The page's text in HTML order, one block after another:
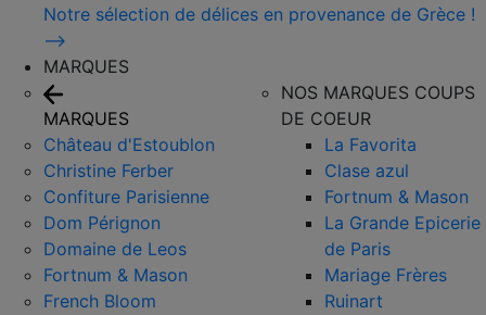
Notre sélection de délices en provenance de Grèce !
⟶
MARQUES
MARQUES
Château d'Estoublon
Christine Ferber
Confiture Parisienne
Dom Pérignon
Domaine de Leos
Fortnum & Mason
French Bloom
NOS MARQUES COUPS
DE COEUR
La Favorita
Clase azul
Fortnum & Mason
La Grande Epicerie
de Paris
Mariage Frères
Ruinart